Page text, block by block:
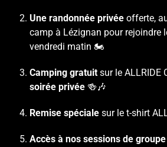
Une randonnée privée offerte,
camp à Lézignan pour rejoindre
vendredi matin 🏍️
Camping gratuit sur le ALLRIDE
soirée privée 🍻🎶
Remise spéciale sur le t-shirt
Accès à nos sessions de groupe